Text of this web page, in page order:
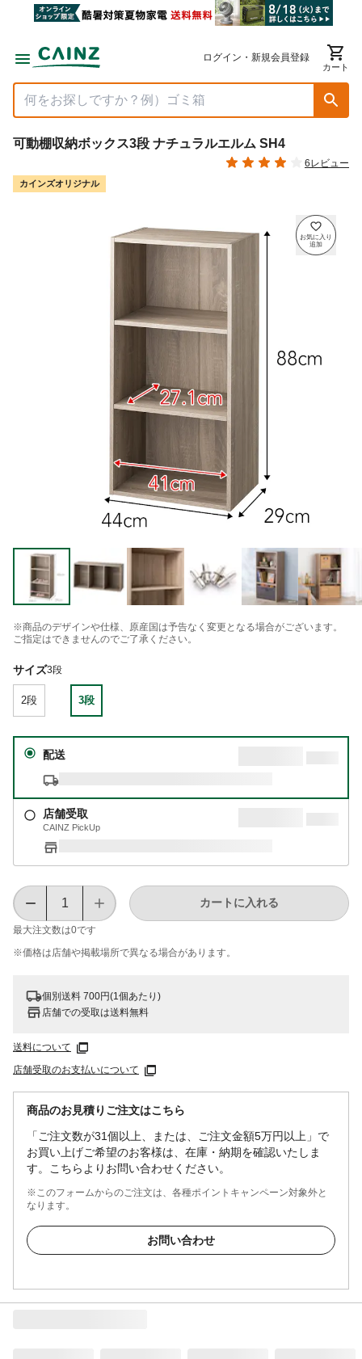
ログイン・新規会員登録
カート
可動棚収納ボックス3段 ナチュラルエルム SH4
6レビュー
カインズオリジナル
※商品のデザインや仕様、原産国は予告なく変更となる場合がございます。
ご指定はできませんのでご了承ください。
サイズ3段
2段 3段
配送
店舗受取
CAINZ PickUp
最大注文数は0です
カートに入れる
※価格は​店舗や​掲載場所で​異なる​場合が​あります。
個別送料 700円(1個あたり)
店舗での受取は送料無料
送料について
店舗受取のお支払いについて
商品のお見積りご注文はこちら
「ご注文数が31個以上、または、ご注文金額5万円以上」で
お買い上げご希望のお客様は、在庫・納期を確認いたしま
す。こちらよりお問い合わせください。
※このフォームからのご注文は、各種ポイントキャンペーン対象外と
なります。
お問い合わせ